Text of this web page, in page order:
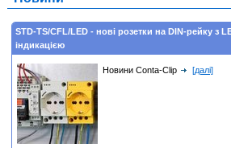
STD-TS/CFL/LED - нові розетки на DIN-рейку з
індикацією
Новини Conta-Clip [далі]